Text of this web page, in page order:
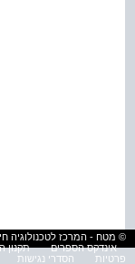
© מטח - המרכז לטכנולוגיה
אינדקס הספרים
תקנון
פרטיות
הסדרי נגישות